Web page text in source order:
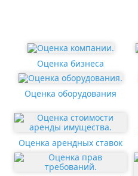
Оценка бизнеса
Оценка оборудования
Оценка арендных ставок